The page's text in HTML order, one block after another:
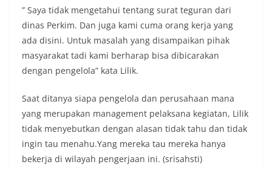
Bhabinkamtibmas di tengah-tengah warga
diharapkan dapat semakin mempererat
hubungan kemitraan antara Polri dan
masyarakat, sekaligus membangun kesadaran
kolektif warga akan pentingnya menjaga
keamanan, ketertiban, dan kekompakan
lingkungan, khususnya dalam menyambut
Republik Indonesia.‎Kegiatan sambang ini
rencananya akan terus dilaksanakan secara rutin
oleh Bhabinkamtibmas di wilayah Kelurahan
Sunggal sebagai bagian dari upaya menciptakan
situasi Kamtibmas yang aman dan kondusif,
sekaligus menumbuhkan semangat nasionalisme
” Saya tidak mengetahui tentang surat teguran dari
dinas Perkim. Dan juga kami cuma orang kerja yang
ada disini. Untuk masalah yang disampaikan pihak
masyarakat tadi kami berharap bisa dibicarakan
dengan pengelola” kata Lilik.
Saat ditanya siapa pengelola dan perusahaan mana
yang merupakan management pelaksana kegiatan, Lilik
tidak menyebutkan dengan alasan tidak tahu dan tidak
ingin tau menahu.Yang mereka tau mereka hanya
bekerja di wilayah pengerjaan ini. (srisahsti)